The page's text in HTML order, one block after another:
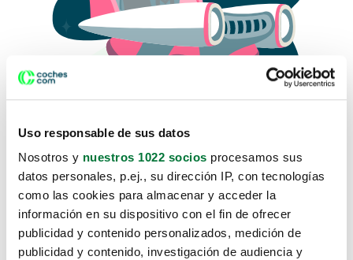
Uso responsable de sus datos
Nosotros y nuestros 1022 socios procesamos sus
datos personales, p.ej., su dirección IP, con tecnologías
como las cookies para almacenar y acceder la
información en su dispositivo con el fin de ofrecer
publicidad y contenido personalizados, medición de
publicidad y contenido, investigación de audiencia y
Lo sentimos, no sabemos como
te hemos traido hasta aquí.